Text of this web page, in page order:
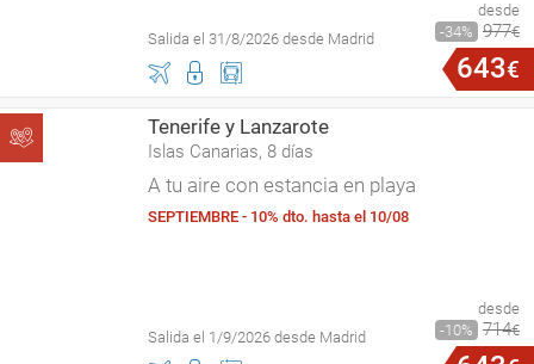
Salida el 31/8/2026 desde Madrid
desde
34
977€
643€
Tenerife y Lanzarote
Islas Canarias, 8 días
A tu aire con estancia en playa
SEPTIEMBRE - 10% dto. hasta el 10/08
Salida el 1/9/2026 desde Madrid
desde
10
714€